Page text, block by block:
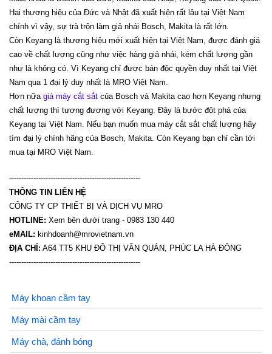
Hai thương hiệu của Đức và Nhật đã xuất hiện rất lâu tại Việt Nam
chính vì vậy, sự trà trộn làm giả nhái Bosch, Makita là rất lớn.
Còn Keyang là thương hiệu mới xuất hiện tại Việt Nam, được đánh giá
cao về chất lượng cũng như việc hàng giả nhái, kém chất lượng gần
như là không có. Vì Keyang chỉ được bán độc quyền duy nhất tại Việt
Nam qua 1 đại lý duy nhất là MRO Việt Nam.
Hơn nữa giá máy cắt sắt của Bosch và Makita cao hơn Keyang nhưng
chất lượng thì tương đương với Keyang. Đây là bước đột phá của
Keyang tại Việt Nam. Nếu bạn muốn mua máy cắt sắt chất lượng hãy
tìm đại lý chính hãng của Bosch, Makita. Còn Keyang bạn chỉ cần tới
mua tại MRO Việt Nam.
------------------------------------------------------
THÔNG TIN LIÊN HỆ
CÔNG TY CP THIẾT BỊ VÀ DỊCH VỤ MRO
HOTLINE: Xem bên dưới trang - 0983 130 440
eMAIL: kinhdoanh@mrovietnam.vn
ĐỊA CHỈ: A64 TT5 KHU ĐÔ THỊ VĂN QUÁN, PHÚC LA HÀ ĐÔNG
------------------------------------------------------
Máy khoan cầm tay
Máy mài cầm tay
Máy chà, đánh bóng